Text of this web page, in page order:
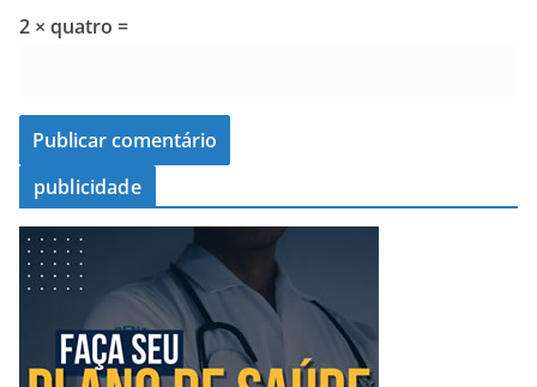
2 × quatro =
publicidade